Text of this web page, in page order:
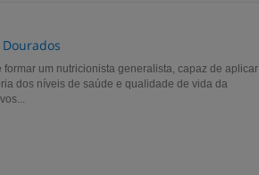
um nutricionista generalista, capaz de aplicar
dos níveis de saúde e qualidade de vida da